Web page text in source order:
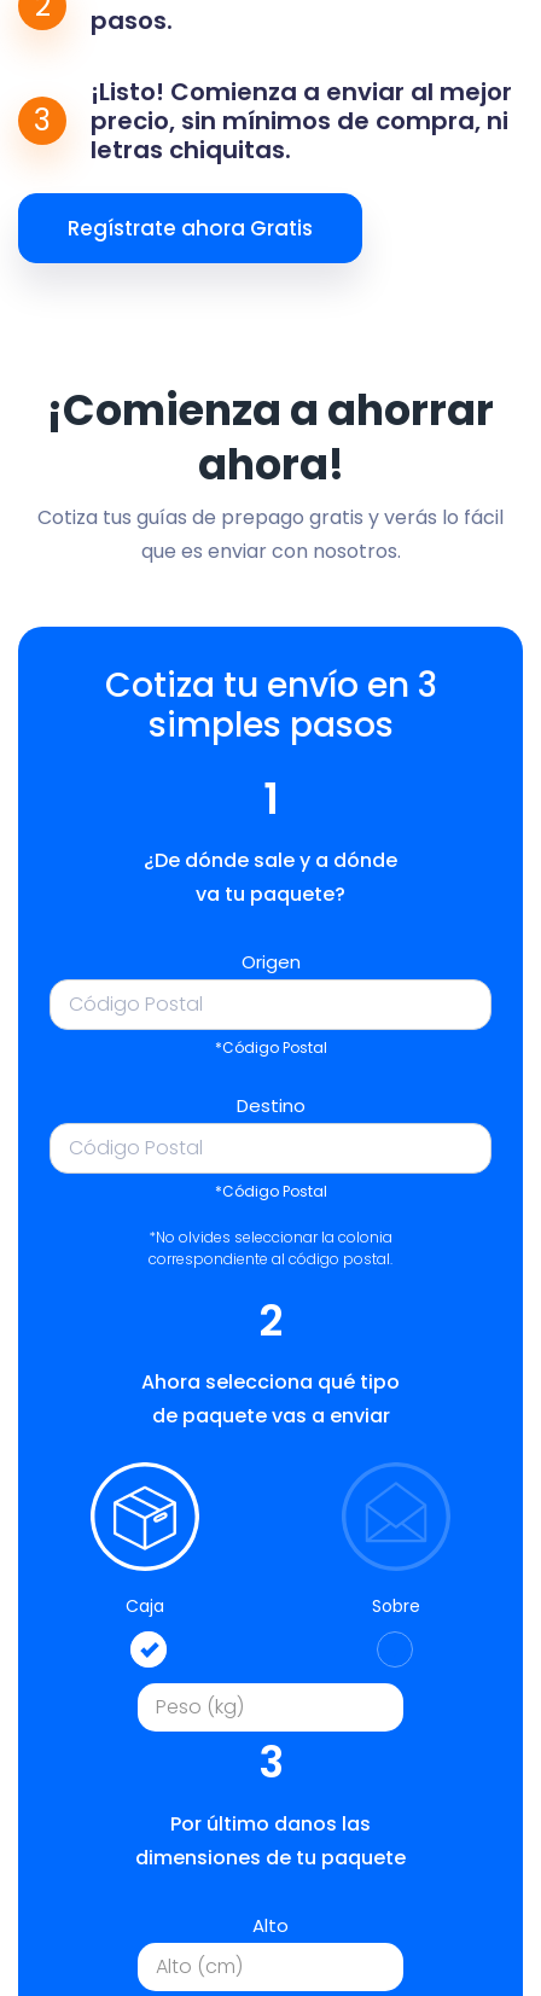
pasos.
3
¡Listo! Comienza a enviar al mejor
precio, sin mínimos de compra, ni
letras chiquitas.
Regístrate ahora Gratis
¡Comienza a ahorrar
ahora!
Cotiza tus guías de prepago gratis y verás lo fácil
que es enviar con nosotros.
Cotiza tu envío en 3
simples pasos
1
¿De dónde sale y a dónde
va tu paquete?
Origen
*Código Postal
Destino
*Código Postal
*No olvides seleccionar la colonia
correspondiente al código postal.
2
Ahora selecciona qué tipo
de paquete vas a enviar
Caja Sobre
3
Por último danos las
dimensiones de tu paquete
Alto